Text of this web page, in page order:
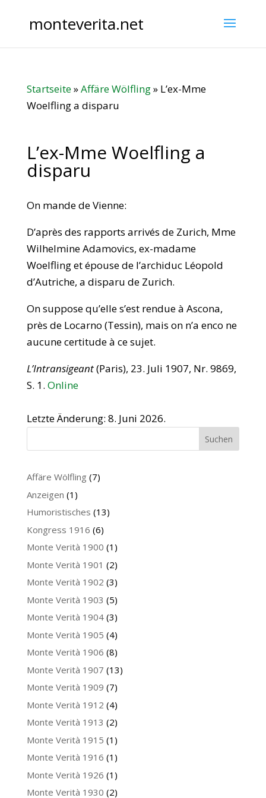
monteverita.net
Startseite»Affäre Wölfling» L’ex-Mme
Woelfling a disparu
L’ex-Mme Woelfling a
disparu
On mande de Vienne:
D’après des rapports arrivés de Zurich, Mme
Wilhelmine Adamovics, ex-madame
Woelfling et épouse de l’archiduc Léopold
d’Autriche, a disparu de Zurich.
On suppose qu’elle s’est rendue à Ascona,
près de Locarno (Tessin), mais on n’a enco ne
aucune certitude à ce sujet.
L’Intransigeant(Paris), 23. Juli 1907, Nr. 9869,
S. 1. Online
Letzte Änderung: 8. Juni 2026.
Suchen
Affäre Wölfling (7)
Anzeigen (1)
Humoristisches (13)
Kongress 1916 (6)
Monte Verità 1900 (1)
Monte Verità 1901 (2)
Monte Verità 1902 (3)
Monte Verità 1903 (5)
Monte Verità 1904(3)
Monte Verità 1905 (4)
Monte Verità 1906 (8)
Monte Verità 1907 (13)
Monte Verità 1909 (7)
Monte Verità 1912 (4)
Monte Verità 1913 (2)
Monte Verità 1915 (1)
Monte Verità 1916 (1)
Monte Verità 1926 (1)
Monte Verità 1930 (2)